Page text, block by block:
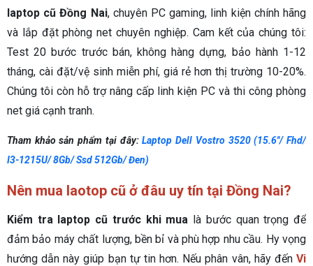
laptop cũ Đồng Nai, chuyên PC gaming, linh kiện chính hãng
và lắp đặt phòng net chuyên nghiệp. Cam kết của chúng tôi:
Test 20 bước trước bán, không hàng dựng, bảo hành 1-12
tháng, cài đặt/vệ sinh miễn phí, giá rẻ hơn thị trường 10-20%.
Chúng tôi còn hỗ trợ nâng cấp linh kiện PC và thi công phòng
net giá cạnh tranh.
Tham khảo sản phẩm tại đây:Laptop Dell Vostro 3520 (15.6''/ Fhd/
I3-1215U/ 8Gb/ Ssd 512Gb/ Đen)
Nên mua laotop cũ ở đâu uy tín tại Đồng Nai?
Kiểm tra laptop cũ trước khi mua là bước quan trọng để
đảm bảo máy chất lượng, bền bỉ và phù hợp nhu cầu. Hy vọng
hướng dẫn này giúp bạn tự tin hơn. Nếu phân vân, hãy đến Vi